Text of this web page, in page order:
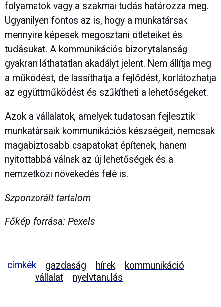
folyamatok vagy a szakmai tudás határozza meg.
Ugyanilyen fontos az is, hogy a munkatársak
mennyire képesek megosztani ötleteiket és
tudásukat. A kommunikációs bizonytalanság
gyakran láthatatlan akadályt jelent. Nem állítja meg
a működést, de lassíthatja a fejlődést, korlátozhatja
az együttműködést és szűkítheti a lehetőségeket.
Azok a vállalatok, amelyek tudatosan fejlesztik
munkatársaik kommunikációs készségeit, nemcsak
magabiztosabb csapatokat építenek, hanem
nyitottabbá válnak az új lehetőségek és a
nemzetközi növekedés felé is.
Szponzorált tartalom
Főkép forrása: Pexels
címkék: gazdaság hírek
kommunikáció
vállalat
nyelvtanulás